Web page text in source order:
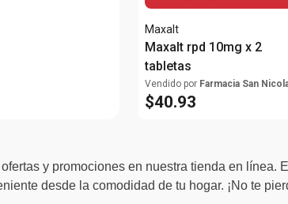
Maxalt
Maxalt rpd 10mg x 2
tabletas
Vendido por Farmacia San
$40.93
y promociones en nuestra tienda en
desde la comodidad de tu hogar. ¡No te